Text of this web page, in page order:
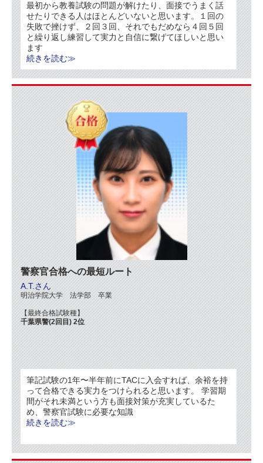
最初から教養試験の問題が解けたり、面接でうまく話
せたりできる人はほとんどいないと思います。１回の
失敗で挫けず、２回３回、それでもだめなら４回５回
と繰り返し練習して実力と自信に繋げてほしいと思い
ます
続きを読む≫
警察官合格への最短ルート
A.T.さん
明治学院大学 法学部 卒業
【最終合格試験種】
千葉県警(2回目) 2位
筆記試験の1年〜半年前にTACに入会すれば、余裕を持
って合格できる実力をつけられると思います。 学習期
間がそれ未満という方も面接対策が充実しているた
め、警察官試験に必要な知識
続きを読む≫